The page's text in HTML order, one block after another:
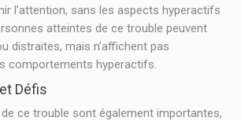
l’attention, sans les aspects hyperactifs
atteintes de ce trouble peuvent
distraites, mais n’affichent pas
comportements hyperactifs.
Défis
ce trouble sont également importantes,